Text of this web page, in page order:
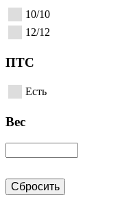
10/10
12/12
ПТС
Есть
Вес
Сбросить